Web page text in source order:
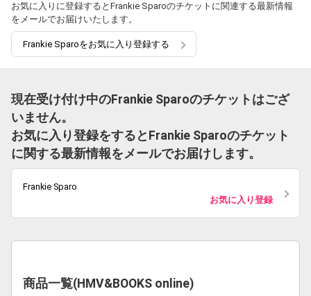
お気に入りに登録するとFrankie Sparoのチケットに関連する最新情報
をメールでお届けいたします。
Frankie Sparoをお気に入り登録する
現在受け付け中のFrankie Sparoのチケットはござ
いません。
お気に入り登録をするとFrankie Sparoのチケット
に関する最新情報をメールでお届けします。
Frankie Sparo
お気に入り登録
商品一覧(HMV&BOOKS online)